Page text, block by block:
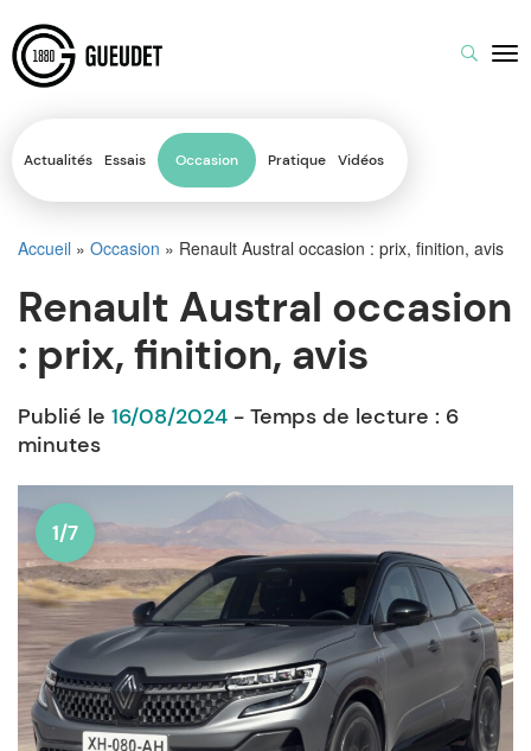
Actualités Essais Occasion Pratique Vidéos
Accueil » Occasion » Renault Austral occasion : prix, finition, avis
Renault Austral occasion
: prix, finition, avis
Publié le 16/08/2024 - Temps de lecture : 6
minutes
1/7